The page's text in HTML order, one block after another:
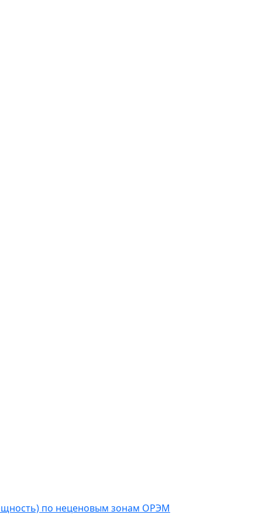
по неценовым зонам ОРЭМ